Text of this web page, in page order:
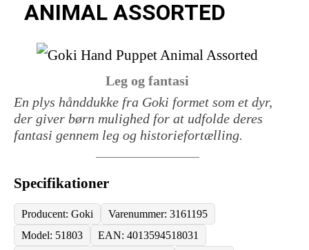
Leg og fantasi
ANIMAL ASSORTED
En plys hånddukke fra Goki formet som et dyr,
der giver børn mulighed for at udfolde deres
fantasi gennem leg og historiefortælling.
Specifikationer
Producent: Goki
Varenummer: 3161195
Model: 51803
EAN: 4013594518031